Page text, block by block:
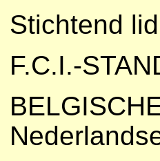
Stichtend
F.C.I.-